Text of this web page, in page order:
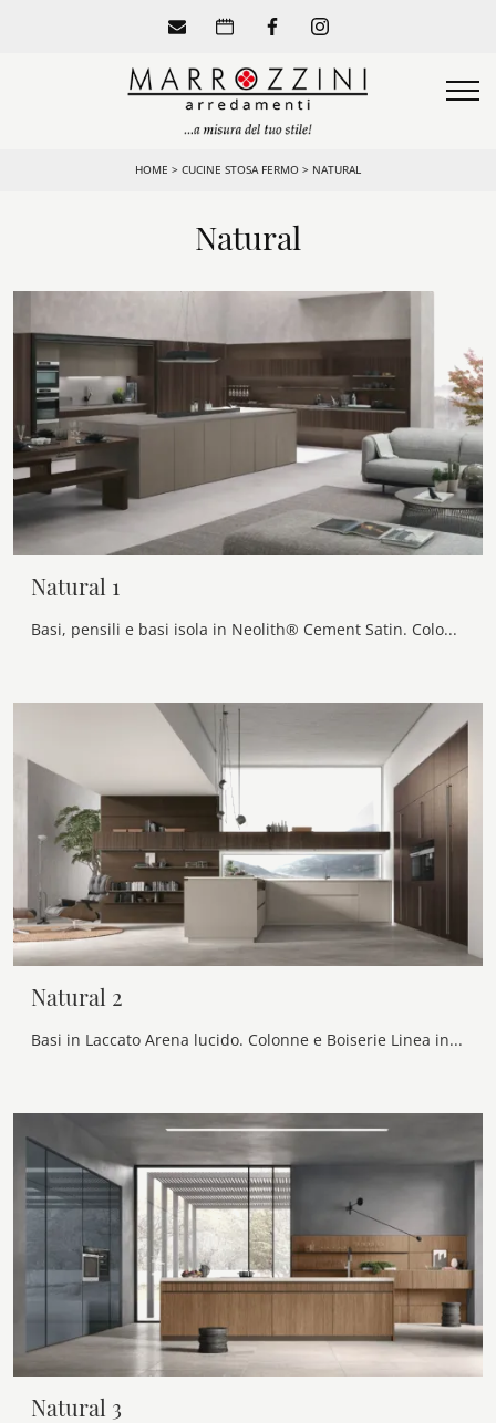
HOME > CUCINE STOSA FERMO > NATURAL
Natural
Natural 1
Basi, pensili e basi isola in Neolith® Cement Satin. Colonne in Rovere Termocotto liscio.
Natural 2
Basi in Laccato Arena lucido. Colonne e Boiserie Linea in Rovere Termocotto liscio. Pensili in Rovere Termocotto Cannettato. Top in Neolith® Shilin.
Natural 3